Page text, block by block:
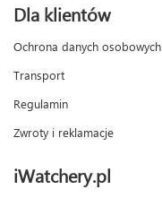
Dla klientów
Ochrona danych osobowych
Transport
Regulamin
Zwroty i reklamacje
iWatchery.pl